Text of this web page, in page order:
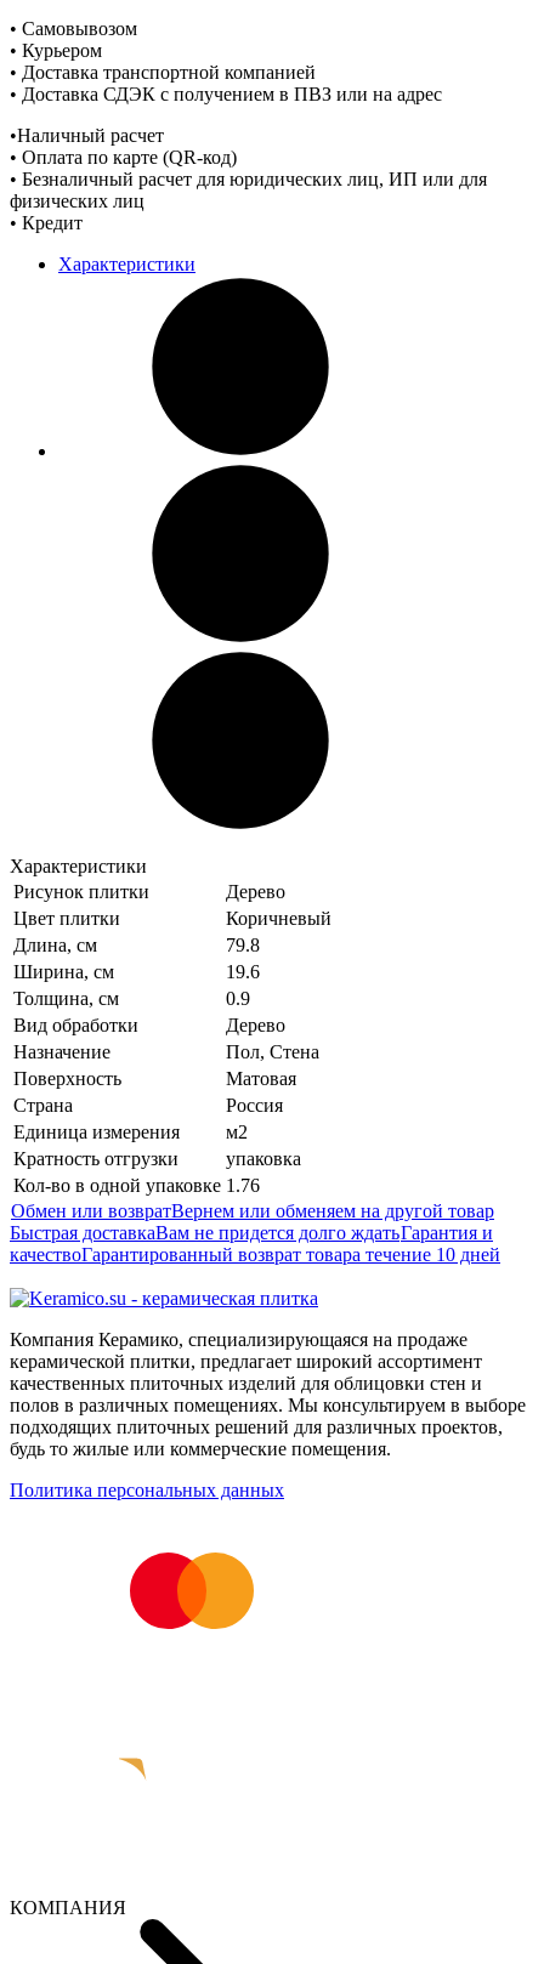
• Самовывозом
• Курьером
• Доставка транспортной компанией
• Доставка СДЭК с получением в ПВЗ или на адрес
•Наличный расчет
• Оплата по карте (QR-код)
• Безналичный расчет для юридических лиц, ИП или для
физических лиц
• Кредит
Характеристики
Характеристики
Рисунок плитки
Дерево
Цвет плитки
Коричневый
Длина, см
79.8
Ширина, см
19.6
Толщина, см
0.9
Вид обработки
Дерево
Назначение
Пол, Стена
Поверхность
Матовая
Страна
Россия
Единица измерения
м2
Кратность отгрузки
упаковка
Кол-во в одной упаковке 1.76
Обмен или возвратВернем или обменяем на другой товар
Быстрая доставкаВам не придется долго ждатьГарантия и
качествоГарантированный возврат товара течение 10 дней
Компания Керамико, специализирующаяся на продаже
керамической плитки, предлагает широкий ассортимент
качественных плиточных изделий для облицовки стен и
полов в различных помещениях. Мы консультируем в выборе
подходящих плиточных решений для различных проектов,
будь то жилые или коммерческие помещения.
Политика персональных данных
КОМПАНИЯ